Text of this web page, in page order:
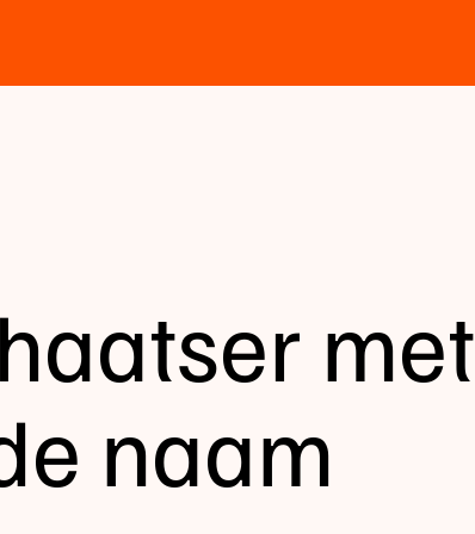
met
naam